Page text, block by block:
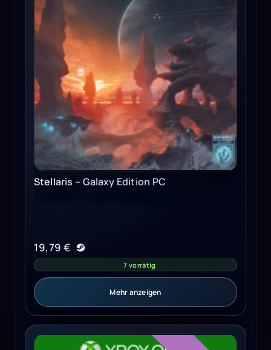
Stellaris – Galaxy Edition PC
19,79 €
7 vorrätig
Mehr anzeigen
FINAL FANTASY XV: EPISODE IGNIS (Xbox One) - Xbox Live